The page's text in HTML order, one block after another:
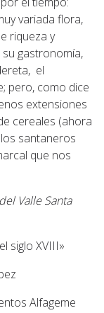
variada flora,
riqueza y
gastronomía,
el
pero, como dice
extensiones
cereales (ahora
santaneros
que nos
Valle Santa
siglo XVIII»
Alfageme